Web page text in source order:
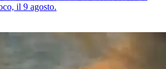
il 9 agosto.